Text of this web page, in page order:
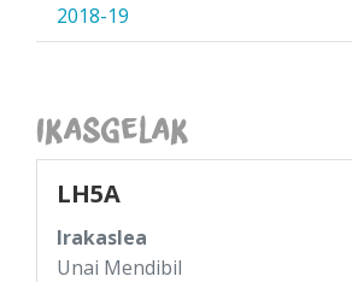
2018-19
Ikasgelak
LH5A
Irakaslea
Unai Mendibil